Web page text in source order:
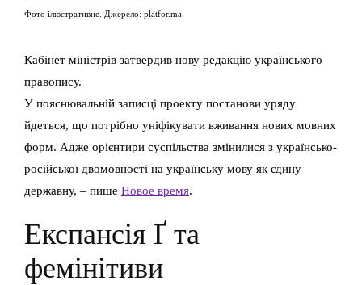
Фото ілюстративне. Джерело: platfor.ma
Кабінет міністрів затвердив нову редакцію українського
правопису.
У пояснювальній записці проекту постанови уряду
йдеться, що потрібно уніфікувати вживання нових мовних
форм. Адже орієнтири суспільства змінилися з українсько-
російської двомовності на українську мову як єдину
державну, – пише Новое время.
Експансія Ґ та
фемінітиви